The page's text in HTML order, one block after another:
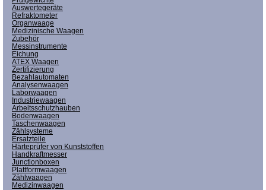
Auswertegeräte
Refraktometer
Organwaage
Medizinische Waagen
Zubehör
Messinstrumente
Eichung
ATEX Waagen
Zertifizierung
Bezahlautomaten
Analysenwaagen
Laborwaagen
Industriewaagen
Arbeitsschutzhauben
Bodenwaagen
Taschenwaagen
Zählsysteme
Ersatzteile
Härteprüfer von Kunststoffen
Handkraftmesser
Junctionboxen
Plattformwaagen
Zählwaagen
Medizinwaagen